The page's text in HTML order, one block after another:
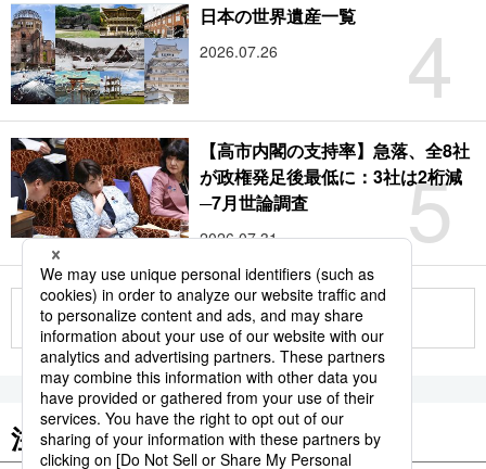
4
日本の世界遺産一覧
2026.07.26
5
【高市内閣の支持率】急落、全8社
が政権発足後最低に：3社は2桁減
─7月世論調査
2026.07.31
もっと見る
注目のキーワード